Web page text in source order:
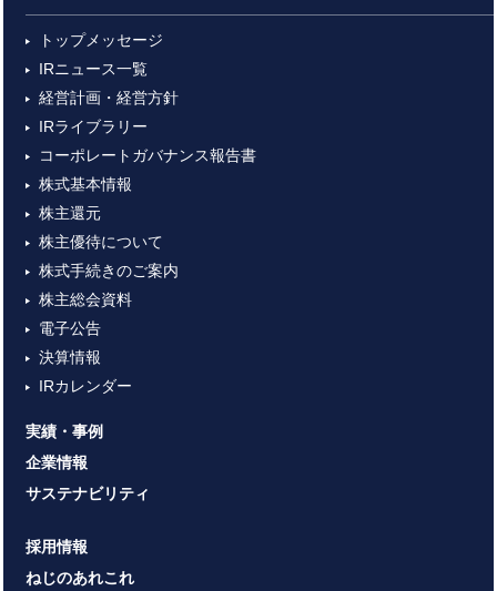
トップメッセージ
IRニュース一覧
経営計画・経営方針
IRライブラリー
コーポレートガバナンス報告書
株式基本情報
株主還元
株主優待について
株式手続きのご案内
株主総会資料
電子公告
決算情報
IRカレンダー
実績・事例
企業情報
サステナビリティ
採用情報
ねじのあれこれ